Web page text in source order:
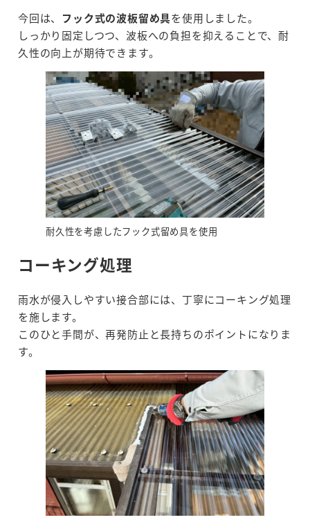
今回は、 フック式の波板留め具を使用しました。
しっかり固定しつつ、波板への負担を抑えることで、耐
久性の向上が期待できます。
耐久性を考慮したフック式留め具を使用
コーキング処理
雨水が侵入しやすい接合部には、丁寧にコーキング処理
を施します。
このひと手間が、再発防止と長持ちのポイントになりま
す。